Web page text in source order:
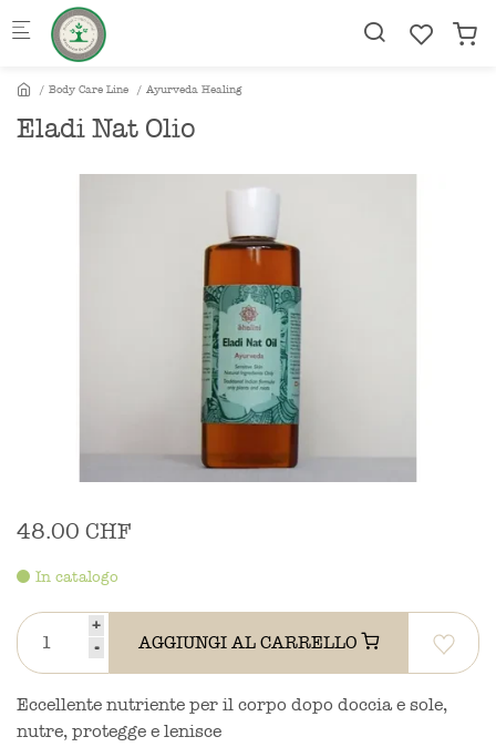
Skip to main content
Body Care Line Ayurveda Healing
Eladi Nat Olio
48.00 CHF
In catalogo
+
-
AGGIUNGI AL CARRELLO
Eccellente nutriente per il corpo dopo doccia e sole,
nutre, protegge e lenisce